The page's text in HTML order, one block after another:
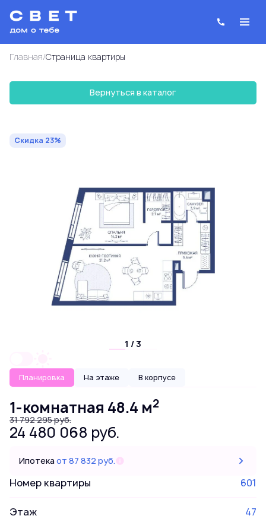
Главная/Cтраница квартиры
Вернуться в каталог
48.4 м2
31 792 295 руб.
Ипотекаот 87 832 руб.
Скидка 23%
1 / 3
Планировка На этаже В корпусе
1-комнатная 48.4 м2
31 792 295 руб.
24 480 068 руб.
Ипотекаот 87 832 руб.
Номер квартиры 601
Этаж 47